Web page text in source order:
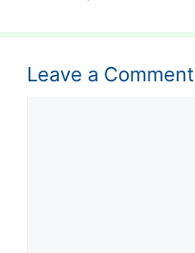
Leave a Comment